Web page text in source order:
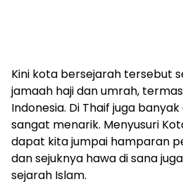
Kini kota bersejarah tersebut
jamaah haji dan umrah,
Indonesia. Di Thaif juga
sangat menarik. Menyusuri
dapat kita jumpai hamparan
dan sejuknya hawa di sana
sejarah Islam.